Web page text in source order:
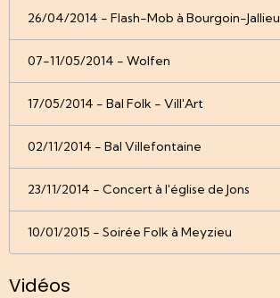
26/04/2014 - Flash-Mob à Bourgoin-Jallieu
07-11/05/2014 - Wolfen
17/05/2014 - Bal Folk - Vill'Art
02/11/2014 - Bal Villefontaine
23/11/2014 - Concert à l'église de Jons
10/01/2015 - Soirée Folk à Meyzieu
Vidéos